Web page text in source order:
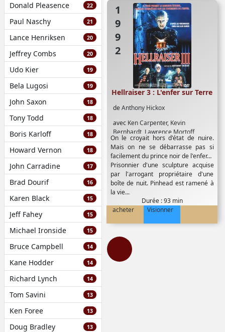
Donald Pleasence 22
Paul Naschy 21
Lance Henriksen 20
Jeffrey Combs 20
Udo Kier 19
Bela Lugosi 19
John Saxon 18
Tony Todd 18
Boris Karloff 18
Howard Vernon 18
John Carradine 17
Brad Dourif 16
Karen Black 15
Jeff Fahey 15
Michael Ironside 15
Bruce Campbell 14
Kane Hodder 14
Richard Lynch 14
Tom Savini 13
Ken Foree 13
Doug Bradley 13
1992
deAnthony Hickox
avec Ken Carpenter, Kevin
Bernhardt, Lawrence Mortoff,
Sharon Hill,Terry Farrell
Hellraiser 3 : L'enfer sur Terre
On le croyait hors d'état de nuire.
Mais on ne se débarrasse pas si
facilement du prince noir de l'enfer…
Prisonnier d'une sculpture acquise
par l'arrogant propriétaire d'une
boîte de nuit. Pinhead est ramené à
la vie...
Durée : 93 min
acheter
Visionner